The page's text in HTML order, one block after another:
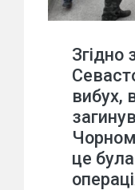
вибух,
це